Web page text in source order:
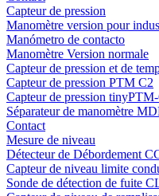
Capteur de pression
Manomètre version pour
Manómetro de contacto
Manomètre Version normale
Capteur de pression et de
Capteur de pression PTM C2
Capteur de pression
Séparateur de manomètre
Contact
Mesure de niveau
Détecteur de Débordement
Capteur de niveau limite
Sonde de détection de fuite